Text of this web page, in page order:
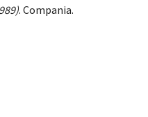
. Compania.